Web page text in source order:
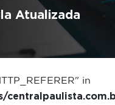
Atualizada
in